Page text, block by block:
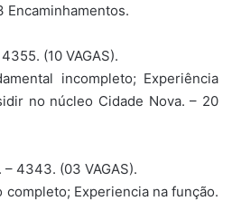
Encaminhamentos.
(10 VAGAS).
incompleto; Experiência
no núcleo Cidade Nova. – 20
– 4343. (03 VAGAS).
completo; Experiencia na função.